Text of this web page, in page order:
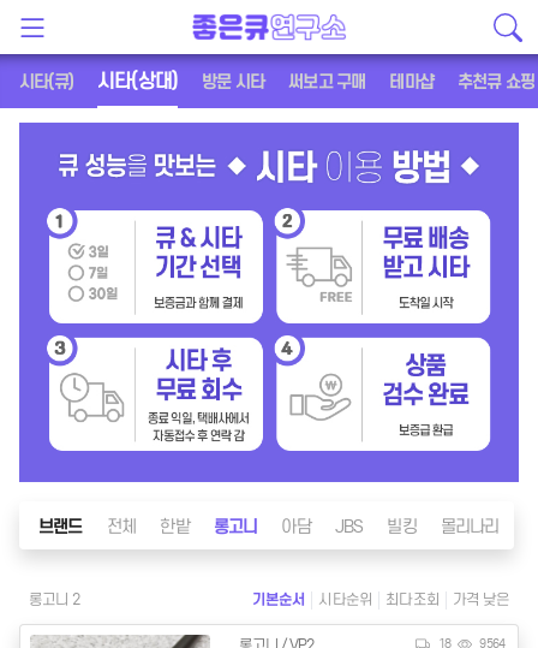
시타(큐) 시타(상대) 방문 시타 써보고 구매 테마샵 추천큐 쇼핑
브랜드 전체 한밭 롱고니 아담 JBS 빌킹 몰리나리
롱고니 2 기본순서 시타순위 최다조회 가격 낮은
18 9564